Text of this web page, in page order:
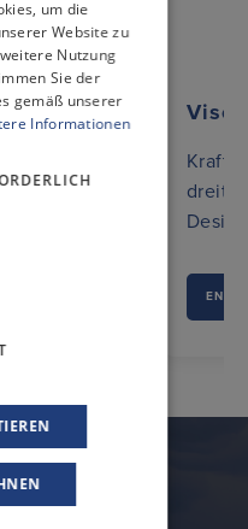
um die
Website zu
Nutzung
Sie der
gemäß unserer
Informationen